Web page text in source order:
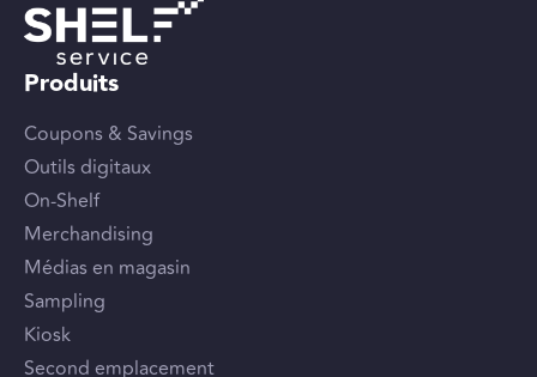
Produits
Coupons & Savings
Outils digitaux
On-Shelf
Merchandising
Médias en magasin
Sampling
Kiosk
Second emplacement